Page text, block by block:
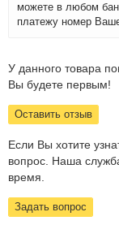
можете в любом
платежу номер
У данного товара
Вы будете первым!
Оставить отзыв
Если Вы хотите
вопрос. Наша
время.
Задать вопрос